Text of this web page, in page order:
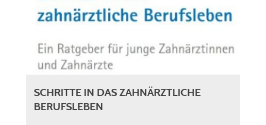
SCHRITTE IN DAS ZAHNÄRZTLICHE
BERUFSLEBEN